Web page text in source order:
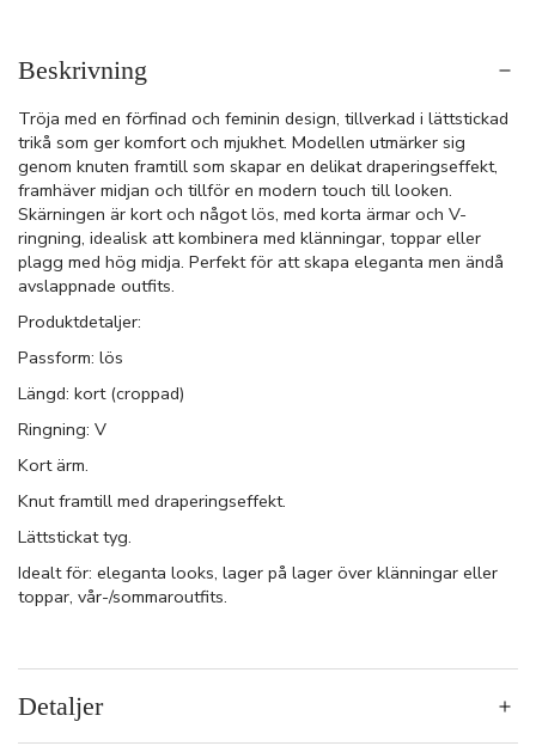
Beskrivning
Tröja med en förfinad och feminin design, tillverkad i lättstickad
trikå som ger komfort och mjukhet. Modellen utmärker sig
genom knuten framtill som skapar en delikat draperingseffekt,
framhäver midjan och tillför en modern touch till looken.
Skärningen är kort och något lös, med korta ärmar och V-
ringning, idealisk att kombinera med klänningar, toppar eller
plagg med hög midja. Perfekt för att skapa eleganta men ändå
avslappnade outfits.
Produktdetaljer:
Passform: lös
Längd: kort (croppad)
Ringning: V
Kort ärm.
Knut framtill med draperingseffekt.
Lättstickat tyg.
Idealt för: eleganta looks, lager på lager över klänningar eller
toppar, vår-/sommaroutfits.
Detaljer